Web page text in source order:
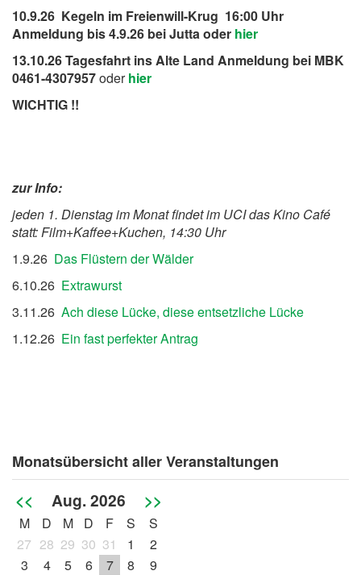
10.9.26 Kegeln im Freienwill-Krug 16:00 Uhr
Anmeldung bis 4.9.26 bei Jutta oder hier
13.10.26 Tagesfahrt ins Alte Land Anmeldung bei MBK
0461-4307957oderhier
WICHTIG !!
zur Info:
jeden 1. Dienstag im Monat findet im UCI das Kino Café
statt: Film+Kaffee+Kuchen, 14:30 Uhr
1.9.26 Das Flüstern der Wälder
6.10.26 Extrawurst
3.11.26 Ach diese Lücke, diese entsetzliche Lücke
1.12.26 Ein fast perfekter Antrag
Monatsübersicht aller Veranstaltungen
<< Aug. 2026 >>
M D M D F S
S
27 28 29 30 31 1
2
3
4 5 6 7 8
9